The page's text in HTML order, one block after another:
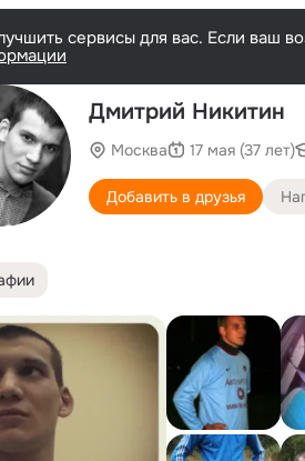
сервисы для вас. Если ваш
Дмитрий Никитин
Москва 17 мая (37 лет)
Добавить в друзья